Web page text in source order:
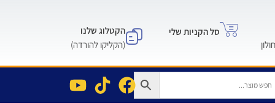
סל הקניות שלי
הקטלוג שלנו
(הקליקו להורדה)